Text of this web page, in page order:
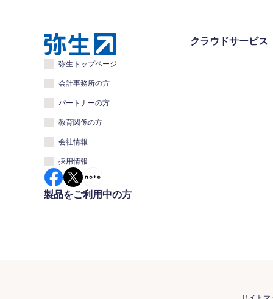
弥生トップページ
会計事務所の方
パートナーの方
教育関係の方
会社情報
採用情報
製品をご利用中の方
クラウドサービス